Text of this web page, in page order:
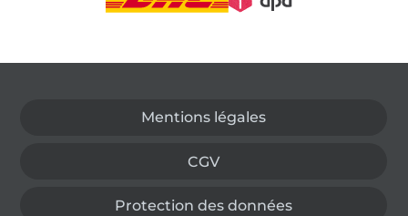
Mentions légales
CGV
Protection des données